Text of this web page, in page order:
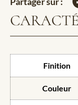
Finition
Couleur